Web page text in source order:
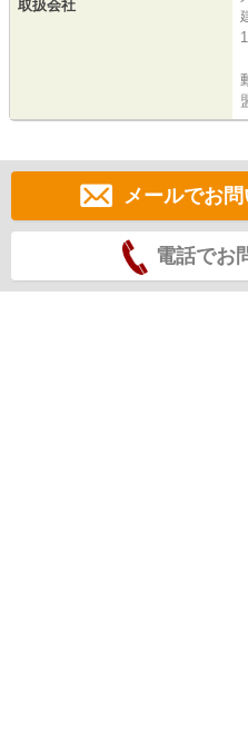
取扱会社
メールでお
電話でお